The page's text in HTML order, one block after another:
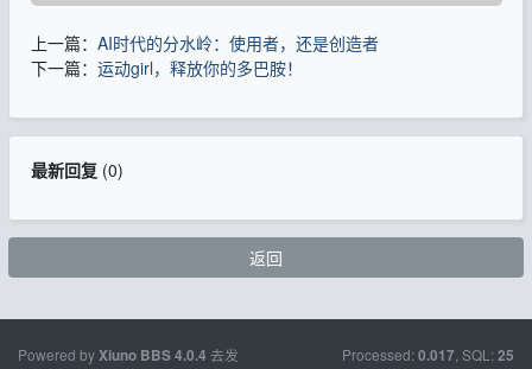
上一篇： AI时代的分水岭：使用者，还是创造者
下一篇： 运动girl，释放你的多巴胺！
最新回复(0)
返回
Powered byXiuno BBS4.0.4 去发
Processed: 0.017 , SQL: 25